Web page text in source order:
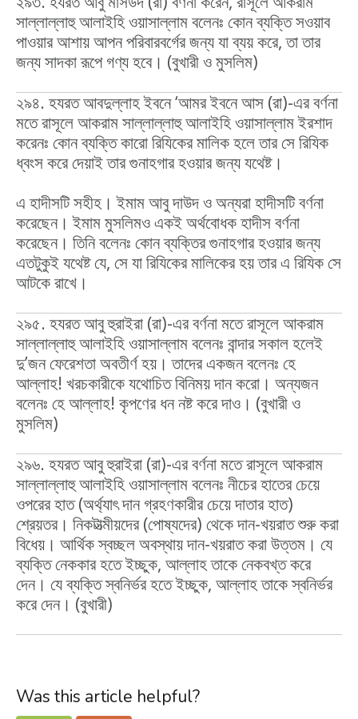
সাল্লাল্লাহু আলাইহি ওয়াসাল্লাম বলেনঃ কোন ব্যক্তি সওয়াব
পাওয়ার আশায় আপন পরিবারবর্গের জন্য যা ব্যয় করে, তা তার
জন্য সাদকা রূপে গণ্য হবে। (বুখারী ও মুসলিম)
২৯৪. হযরত আবদুল্লাহ ইবনে ‘আমর ইবনে আস (রা)-এর বর্ণনা
মতে রাসূলে আকরাম সাল্লাল্লাহু আলাইহি ওয়াসাল্লাম ইরশাদ
করেনঃ কোন ব্যক্তি কারো রিযিকের মালিক হলে তার সে রিযিক
ধ্বংস করে দেয়াই তার গুনাহগার হওয়ার জন্য যথেষ্ট।
এ হাদীসটি সহীহ। ইমাম আবু দাউদ ও অন্যরা হাদীসটি বর্ণনা
করেছেন। ইমাম মুসলিমও একই অর্থবোধক হাদীস বর্ণনা
করেছেন। তিনি বলেনঃ কোন ব্যক্তির গুনাহগার হওয়ার জন্য
এতটুকুই যথেষ্ট যে, সে যা রিযিকের মালিকের হয় তার এ রিযিক সে
আটকে রাখে।
২৯৫. হযরত আবু হুরাইরা (রা)-এর বর্ণনা মতে রাসূলে আকরাম
সাল্লাল্লাহু আলাইহি ওয়াসাল্লাম বলেনঃ বান্দার সকাল হলেই
দু’জন ফেরেশতা অবতীর্ণ হয়। তাদের একজন বলেনঃ হে
আল্লাহ! খরচকারীকে যথোচিত বিনিময় দান করো। অন্যজন
বলেনঃ হে আল্লাহ! কৃপণের ধন নষ্ট করে দাও। (বুখারী ও
মুসলিম)
২৯৬. হযরত আবু হুরাইরা (রা)-এর বর্ণনা মতে রাসূলে আকরাম
সাল্লাল্লাহু আলাইহি ওয়াসাল্লাম বলেনঃ নীচের হাতের চেয়ে
ওপরের হাত (অর্থ্যাৎ দান গ্রহণকারীর চেয়ে দাতার হাত)
শ্রেয়তর। নিকটাত্মীয়দের (পোষ্যদের) থেকে দান-খয়রাত শুরু করা
বিধেয়। আর্থিক স্বচ্ছল অবস্থায় দান-খয়রাত করা উত্তম। যে
ব্যক্তি নেককার হতে ইচ্ছুক, আল্লাহ তাকে নেকবখ্‌ত করে
দেন। যে ব্যক্তি স্বনির্ভর হতে ইচ্ছুক, আল্লাহ তাকে স্বনির্ভর
করে দেন। (বুখারী)
Was this article helpful?